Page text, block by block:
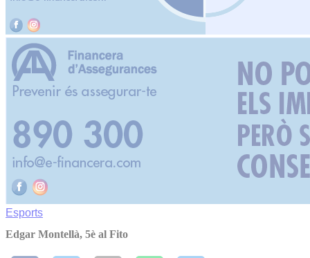
Esports
Edgar Montellà, 5è al Fito